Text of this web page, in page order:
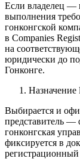
Если владелец —
выполнения
гонконгской
в Companies
на
юридически до
Гонконге.
Назначение
Выбирается и
представитель —
гонконгская
фиксируется в
регистрационный